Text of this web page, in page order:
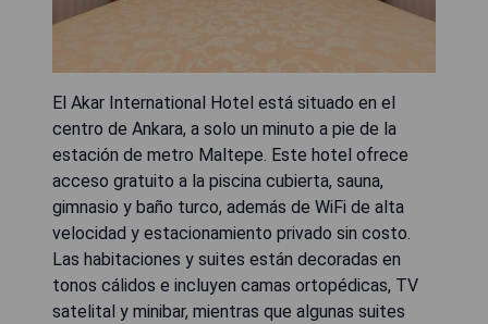
El Akar International Hotel está situado en el
centro de Ankara, a solo un minuto a pie de la
estación de metro Maltepe. Este hotel ofrece
acceso gratuito a la piscina cubierta, sauna,
gimnasio y baño turco, además de WiFi de alta
velocidad y estacionamiento privado sin costo.
Las habitaciones y suites están decoradas en
tonos cálidos e incluyen camas ortopédicas, TV
satelital y minibar, mientras que algunas suites